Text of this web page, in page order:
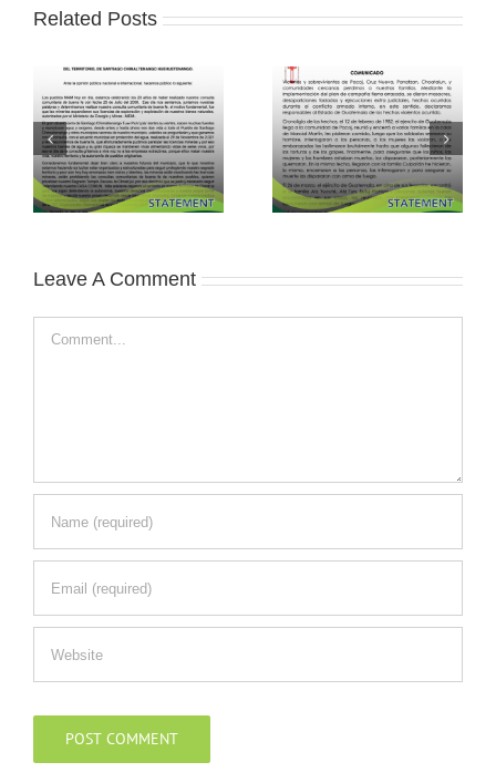
Related Posts
Leave A Comment